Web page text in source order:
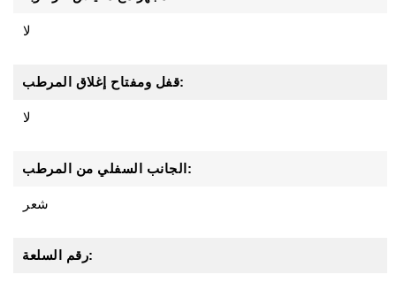
لا
قفل ومفتاح إغلاق المرطب:
لا
الجانب السفلي من المرطب:
شعر
رقم السلعة: